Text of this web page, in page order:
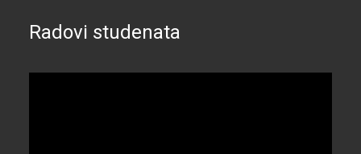
Radovi studenata